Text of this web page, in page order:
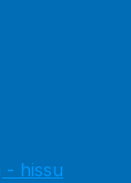
- hissu